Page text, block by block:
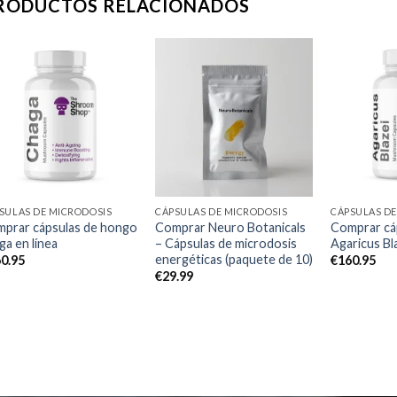
RELACIONADOS
DE MICRODOSIS
cápsulas de hongo
en línea
wishlist
CÁPSULAS DE MICRODOSIS
Comprar Neuro Botanicals
– Cápsulas de microdosis
energéticas (paquete de 10)
€29.99
CÁPSULAS
Comprar
Agaricus
€160.95